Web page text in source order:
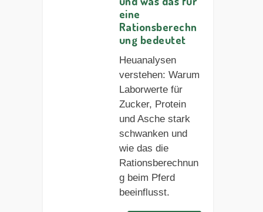
eine
Rationsberechn
ung bedeutet
Heuanalysen
verstehen: Warum
Laborwerte für
Zucker, Protein
und Asche stark
schwanken und
wie das die
Rationsberechnun
g beim Pferd
beeinflusst.